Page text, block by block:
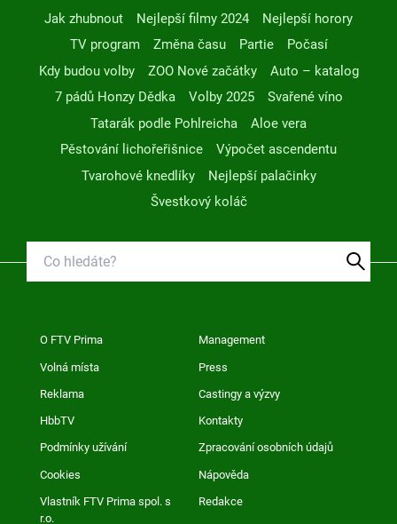
Jak zhubnout Nejlepší filmy 2024
Nejlepší horory
TV program
Změna času Partie
Počasí
Kdy budou volby
ZOO Nové začátky
Auto – katalog
7 pádů Honzy Dědka
Volby 2025
Svařené víno
Tatarák podle Pohlreicha
Aloe vera
Pěstování lichořeřišnice
Výpočet ascendentu
Tvarohové knedlíky
Nejlepší palačinky
Švestkový koláč
O FTV Prima Management
Volná místa Press
Reklama Castingy a výzvy
HbbTV Kontakty
Podmínky užívání Zpracování osobních údajů
Cookies Nápověda
Vlastník FTV Prima spol. s
r.o.
Redakce